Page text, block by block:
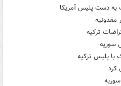
دست پلیس آمریکا
مقدونیه
ترکیه
سوریه
با پلیس ترکیه
کرد